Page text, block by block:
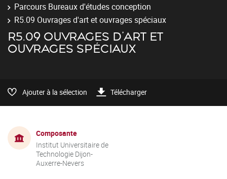
Parcours Bureaux d'études conception
R5.09 Ouvrages d'art et ouvrages spéciaux
R5.09 OUVRAGES D'ART ET
OUVRAGES SPÉCIAUX
Ajouter à la sélection Télécharger
Composante
Institut Universitaire de
Technologie Dijon-
Auxerre-Nevers